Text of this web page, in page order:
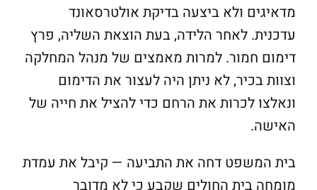
מדאיגים ולא ביצעה בדיקת אולטרסאונד
עדכנית. לאחר הלידה, בעת הוצאת השליה, פרץ
דימום חמור. למרות מאמצים של מנהל המחלקה
וצוות בכיר, לא ניתן היה לעצור את הדימום
ונאלצו לכרות את הרחם כדי להציל את חייה של
האישה.
בית המשפט דחה את התביעה — קיבל את עמדת
מומחה בית החולים שקבע כי לא מדובר